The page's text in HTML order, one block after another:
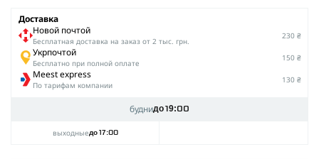
Доставка
Новой почтой
Беcплатная доставка на заказ от 2 тыс. грн.
230 ₴
Укрпочтой
Бесплатно при полной оплате
150 ₴
Meest express
По тарифам компании
130 ₴
буднидо 19:00
выходныедо 17:00